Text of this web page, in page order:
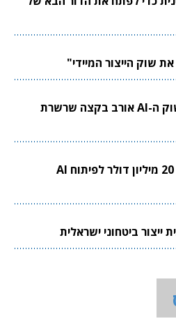
צוואר הבקבוק הבא בשוק ה-AI אורב בקצה שרשרת
Limitless Labs גייסה 20 מיליון דולר לפיתוח AI